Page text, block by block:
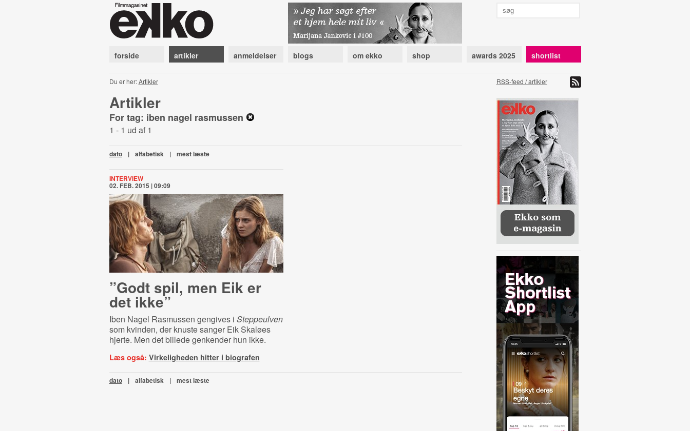
forside artikler anmeldelser blogs om ekko shop awards 2025 shortlist
Du er her:Artikler RSS-feed / artikler
Artikler
For tag: iben nagel rasmussen
1 - 1 ud af 1
dato | alfabetisk | mest læste
INTERVIEW
02. FEB. 2015 | 09:09
”Godt spil, men Eik er
det ikke”
Iben Nagel Rasmussen gengives i Steppeulven
som kvinden, der knuste sanger Eik Skaløes
hjerte. Men det billede genkender hun ikke.
Læs også: Virkeligheden hitter i biografen
dato | alfabetisk | mest læste